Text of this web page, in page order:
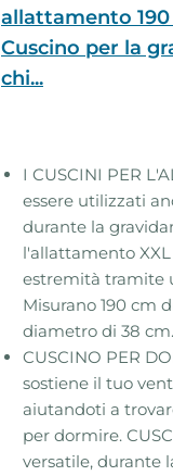
allattamento 190
Cuscino per la
chi...
I CUSCINI PER
essere utilizzati
durante la
l'allattamento XXL
estremità tramite
Misurano 190 cm
diametro di 38 cm.
CUSCINO PER
sostiene il tuo
aiutandoti a
per dormire.
versatile, durante